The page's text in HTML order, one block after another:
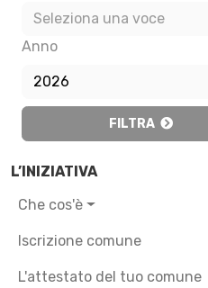
Seleziona una voce
Anno
2026
FILTRA
L’INIZIATIVA
Che cos'è
Iscrizione comune
L'attestato del tuo comune